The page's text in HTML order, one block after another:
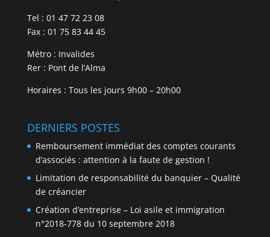
Tel : 01 47 72 23 08
Fax : 01 75 83 44 45
Métro : Invalides
Rer : Pont de l’Alma
Horaires : Tous les jours 9h00 – 20h00
DERNIERS POSTES
Remboursement immédiat des comptes courants
d’associés : attention à la faute de gestion !
Limitation de responsabilité du banquier – Qualité
de créancier
Création d’entreprise – Loi asile et immigration
n°2018-778 du 10 septembre 2018